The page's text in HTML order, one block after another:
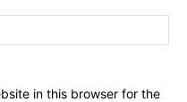
in this browser for the